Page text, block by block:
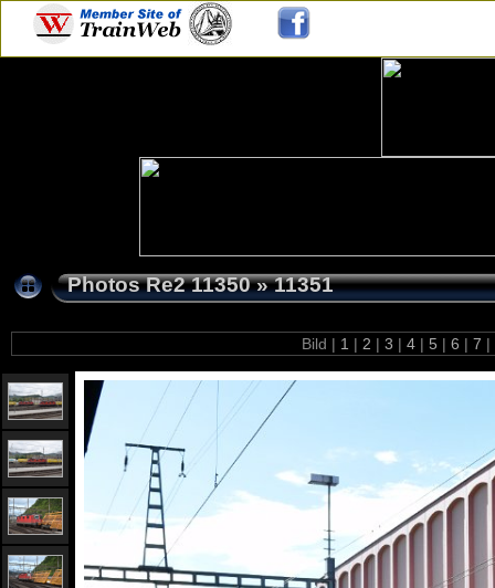
Photos Re2 11350»11351
Bild | 1 | 2 | 3 | 4 | 5 | 6 | 7 |